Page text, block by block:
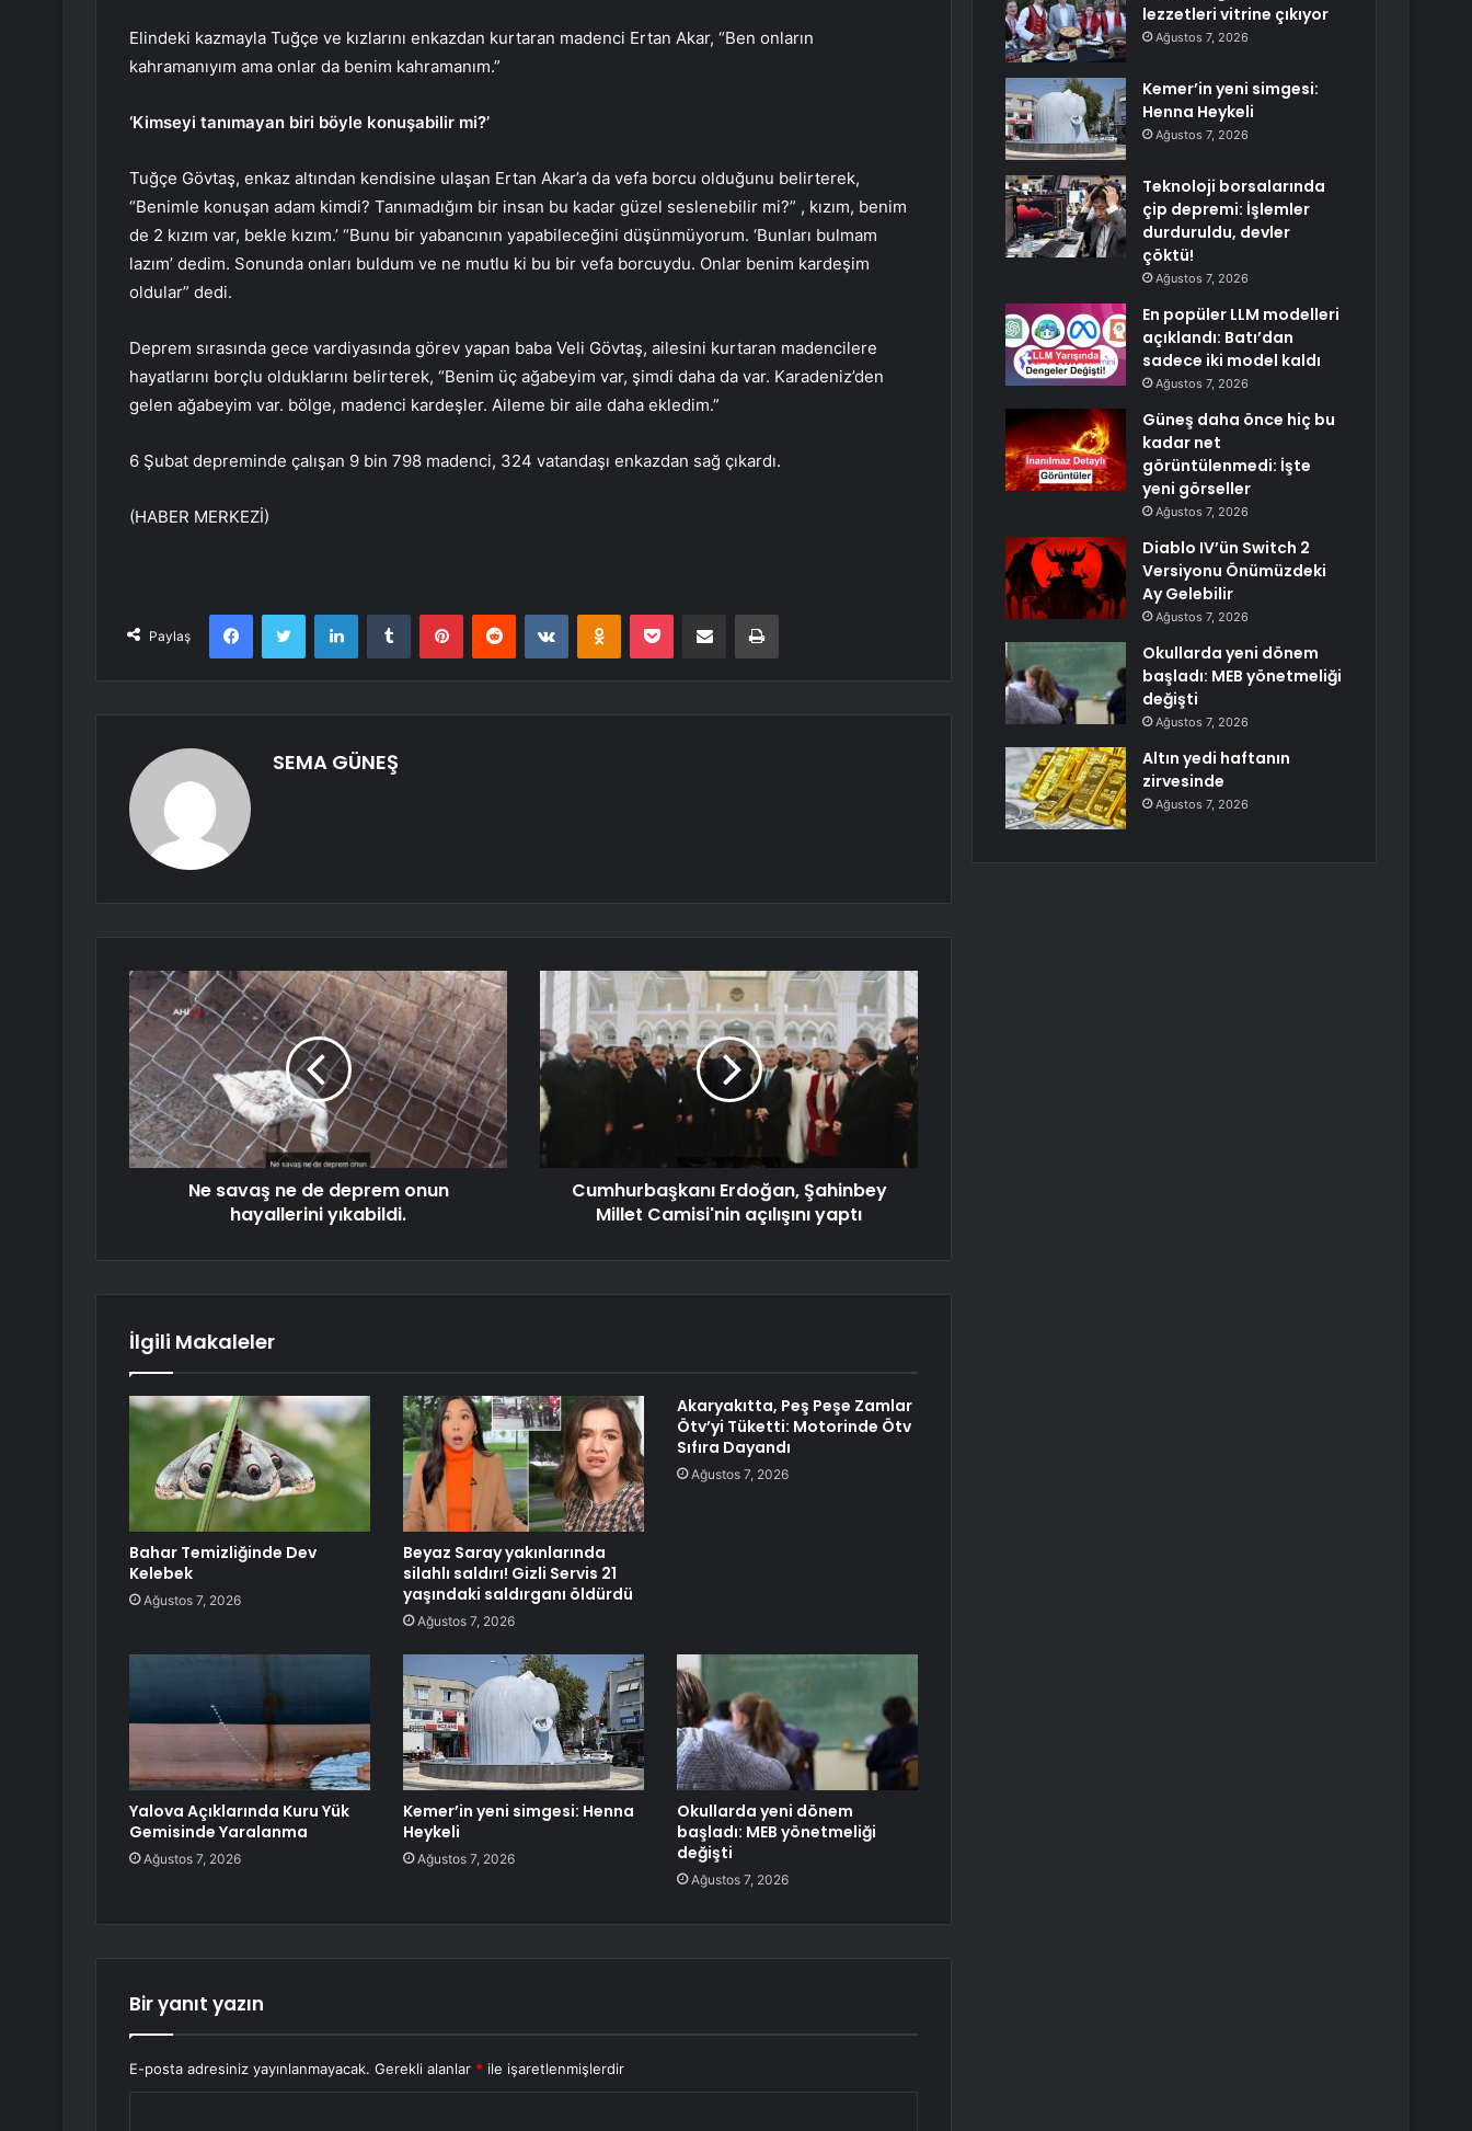
Elindeki kazmayla Tuğçe ve kızlarını enkazdan kurtaran madenci Ertan Akar, “Ben onların
kahramanıyım ama onlar da benim kahramanım.”
‘Kimseyi tanımayan biri böyle konuşabilir mi?’
Tuğçe Gövtaş, enkaz altından kendisine ulaşan Ertan Akar’a da vefa borcu olduğunu belirterek,
“Benimle konuşan adam kimdi? Tanımadığım bir insan bu kadar güzel seslenebilir mi?” , kızım, benim
de 2 kızım var, bekle kızım.’ “Bunu bir yabancının yapabileceğini düşünmüyorum. ‘Bunları bulmam
lazım’ dedim. Sonunda onları buldum ve ne mutlu ki bu bir vefa borcuydu. Onlar benim kardeşim
oldular” dedi.
Deprem sırasında gece vardiyasında görev yapan baba Veli Gövtaş, ailesini kurtaran madencilere
hayatlarını borçlu olduklarını belirterek, “Benim üç ağabeyim var, şimdi daha da var. Karadeniz’den
gelen ağabeyim var. bölge, madenci kardeşler. Aileme bir aile daha ekledim.”
6 Şubat depreminde çalışan 9 bin 798 madenci, 324 vatandaşı enkazdan sağ çıkardı.
(HABER MERKEZİ)
Paylaş
FacebookTwitter LinkedInTumblr PinterestReddit VKontakteOdnoklassniki
Pocket E-Posta ile paylaş Yazdır
SEMA GÜNEŞ
Ne savaş ne de deprem onun
hayallerini yıkabildi.
Cumhurbaşkanı Erdoğan, Şahinbey
Millet Camisi'nin açılışını yaptı
İlgili Makaleler
Bahar Temizliğinde Dev
Kelebek
Ağustos 7, 2026
Beyaz Saray yakınlarında
silahlı saldırı! Gizli Servis 21
yaşındaki saldırganı öldürdü
Ağustos 7, 2026
Akaryakıtta, Peş Peşe Zamlar
Ötv’yi Tüketti: Motorinde Ötv
Sıfıra Dayandı
Ağustos 7, 2026
Yalova Açıklarında Kuru Yük
Gemisinde Yaralanma
Ağustos 7, 2026
Kemer’in yeni simgesi: Henna
Heykeli
Ağustos 7, 2026
Okullarda yeni dönem
başladı: MEB yönetmeliği
değişti
Ağustos 7, 2026
Bir yanıt yazın
E-posta adresiniz yayınlanmayacak. Gerekli alanlar * ile işaretlenmişlerdir
lezzetleri vitrine çıkıyor
Ağustos 7, 2026
Kemer’in yeni simgesi:
Henna Heykeli
Ağustos 7, 2026
Teknoloji borsalarında
çip depremi: İşlemler
durduruldu, devler
çöktü!
Ağustos 7, 2026
En popüler LLM modelleri
açıklandı: Batı’dan
sadece iki model kaldı
Ağustos 7, 2026
Güneş daha önce hiç bu
kadar net
görüntülenmedi: İşte
yeni görseller
Ağustos 7, 2026
Diablo IV’ün Switch 2
Versiyonu Önümüzdeki
Ay Gelebilir
Ağustos 7, 2026
Okullarda yeni dönem
başladı: MEB yönetmeliği
değişti
Ağustos 7, 2026
Altın yedi haftanın
zirvesinde
Ağustos 7, 2026